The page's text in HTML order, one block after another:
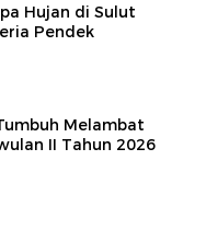
Hujan di Sulut
Pendek
Melambat
II Tahun 2026